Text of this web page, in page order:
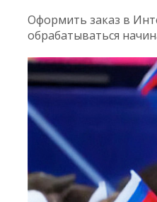
Оформить заказ в
обрабатываться